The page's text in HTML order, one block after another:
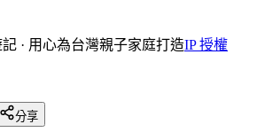
· 用心為台灣親子家庭打造IP 授權
分享